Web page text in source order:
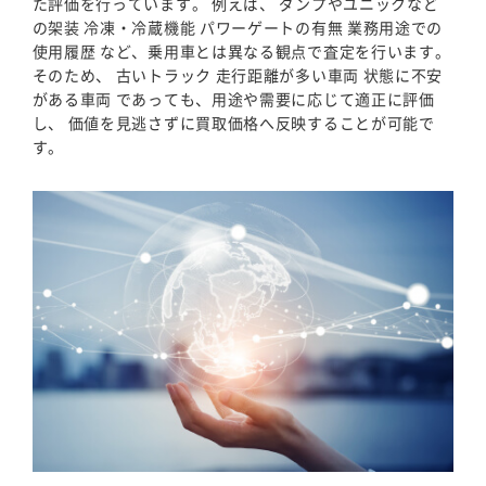
の架装 冷凍・冷蔵機能 パワーゲートの有無 業務用途での
使用履歴 など、乗用車とは異なる観点で査定を行います。
そのため、 古いトラック 走行距離が多い車両 状態に不安
がある車両 であっても、用途や需要に応じて適正に評価
し、 価値を見逃さずに買取価格へ反映することが可能で
す。